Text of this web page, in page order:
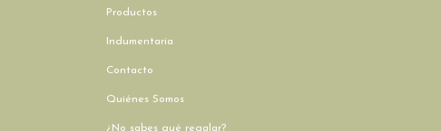
Productos
Indumentaria
Contacto
Quiénes Somos
¿No sabes qué regalar?